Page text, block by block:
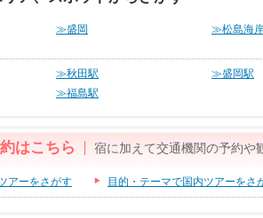
≫盛岡 ≫松島海
≫秋田駅 ≫盛岡駅
≫福島駅
はこちら 宿に加えて交通機関の予約や
アーをさがす 目的・テーマで国内ツアーをさ